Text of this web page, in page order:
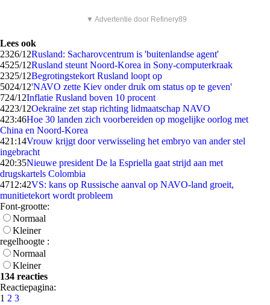
▼ Advertentie door Refinery89
Lees ook
2326/12Rusland: Sacharovcentrum is 'buitenlandse agent'
4525/12Rusland steunt Noord-Korea in Sony-computerkraak
2325/12Begrotingstekort Rusland loopt op
5024/12'NAVO zette Kiev onder druk om status op te geven'
724/12Inflatie Rusland boven 10 procent
4223/12Oekraïne zet stap richting lidmaatschap NAVO
423:46Hoe 30 landen zich voorbereiden op mogelijke oorlog met
China en Noord-Korea
421:14Vrouw krijgt door verwisseling het embryo van ander stel
ingebracht
420:35Nieuwe president De la Espriella gaat strijd aan met
drugskartels Colombia
4712:42VS: kans op Russische aanval op NAVO-land groeit,
munitietekort wordt probleem
Font-grootte:
Normaal
Kleiner
regelhoogte :
Normaal
Kleiner
134 reacties
Reactiepagina:
1 2 3